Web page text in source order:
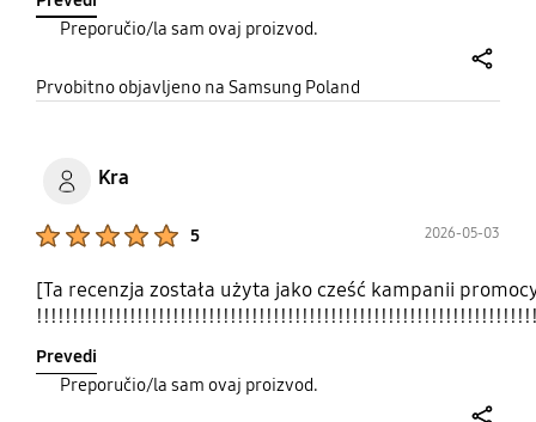
Automatycznie włączanie po wysunięciu okapu.
Łatwy w czyszczeniu.
Preporučio/la sam ovaj proizvod.
Prvobitno objavljeno na Samsung Poland
Kra
5 2026-05-03
[Ta recenzja została użyta jako cześć kampanii
Prevedi
Preporučio/la sam ovaj proizvod.